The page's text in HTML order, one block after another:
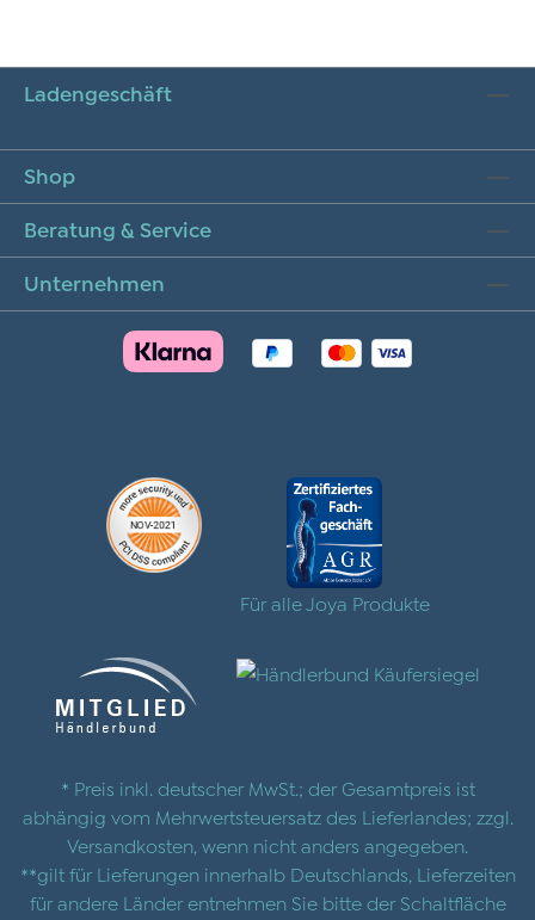
Ladengeschäft
Shop
Beratung & Service
Unternehmen
Für alle Joya Produkte
* Preis inkl. deutscher MwSt.; der Gesamtpreis ist
abhängig vom Mehrwertsteuersatz des Lieferlandes; zzgl.
Versandkosten , wenn nicht anders angegeben.
**gilt für Lieferungen innerhalb Deutschlands, Lieferzeiten
für andere Länder entnehmen Sie bitte der Schaltfläche